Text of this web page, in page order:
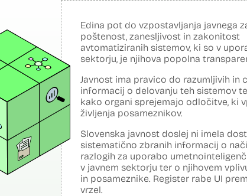
Edina pot do vzpostavljanja javnega
poštenost, zanesljivost in zakonitost
avtomatiziranih sistemov, ki so v
sektorju, je njihova popolna
Javnost ima pravico do razumljivih in
informacij o delovanju teh sistemov
kako organi sprejemajo odločitve, ki
življenja posameznikov.
Slovenska javnost doslej ni imela
sistematično zbranih informacij o
razlogih za uporabo
v javnem sektorju ter o njihovem
in posameznike. Register rabe UI
vrzel.